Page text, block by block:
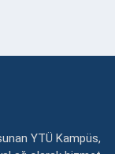
YTÜ Kampüs,